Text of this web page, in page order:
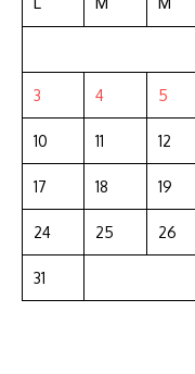
3 4 5
10 11 12
17 18 19
24 25 26
31